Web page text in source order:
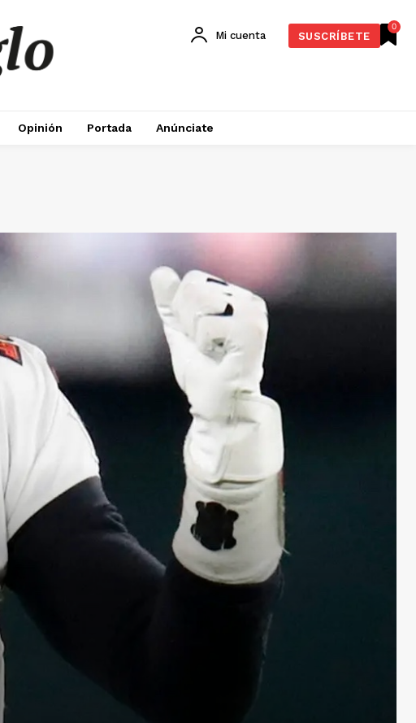
0
Mi cuenta SUSCRÍBETE
Opinión Portada Anúnciate